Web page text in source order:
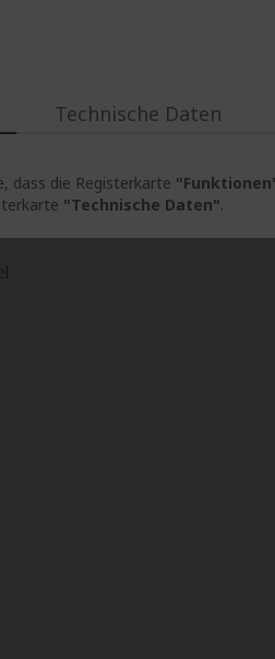
dass die Registerkarte
"Technische Daten".
Technische Daten